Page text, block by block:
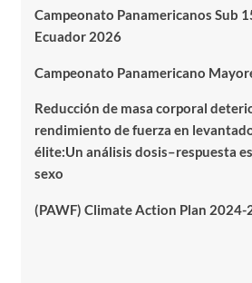
Campeonato Panamericanos Sub
Ecuador 2026
Campeonato Panamericano
Reducción de masa corporal
rendimiento de fuerza en
élite:Un análisis dosis–respuesta
sexo
(PAWF) Climate Action Plan 2024-